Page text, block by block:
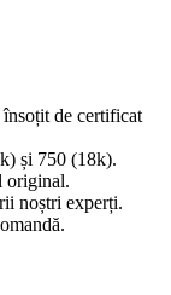
de certificat
și 750 (18k).
original.
noștri experți.